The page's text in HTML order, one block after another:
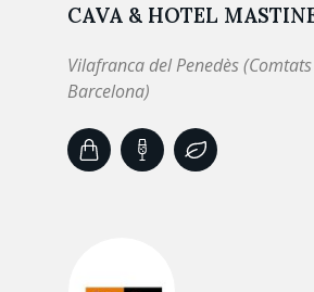
CAVA & HOTEL
Vilafranca del Penedès
Barcelona)